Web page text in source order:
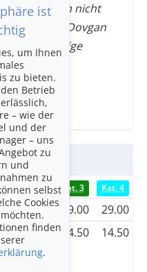
die können nicht
Alexandra Dovgan
vielseitige
und
Kat. 2 Kat. 3 Kat. 4
69.00 49.00
29.00
34.50 24.50 14.50
ist
um Ihnen
zu bieten.
Betrieb
– wie der
und der
– uns
zu
und
zu
selbst
Cookies
finden
.